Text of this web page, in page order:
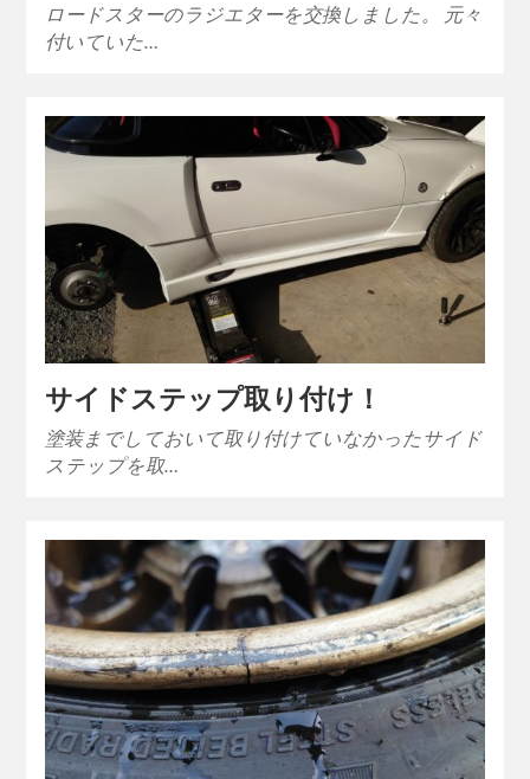
ロードスターのラジエターを交換しました。 元々
付いていた…
サイドステップ取り付け！
塗装までしておいて取り付けていなかったサイド
ステップを取…